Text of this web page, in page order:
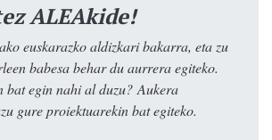
ALEAkide!
euskarazko aldizkari bakarra, eta zu
babesa behar du aurrera egiteko.
bat egin nahi al duzu? Aukera
gure proiektuarekin bat egiteko.